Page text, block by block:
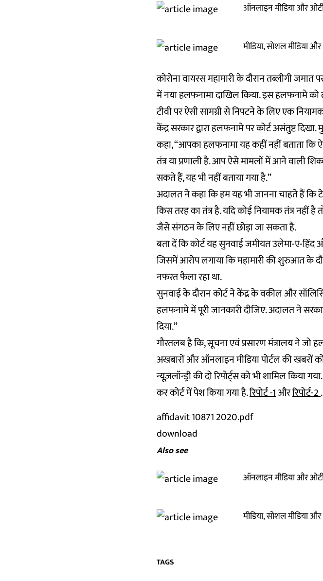
ऑनलाइन मीडिया और
मीडिया, सोशल मीडिया
कोरोना वायरस महामारी के दौरान तब्लीगी जमात
में नया हलफनामा दाखिल किया. इस हलफनामे को
टीवी पर ऐसी सामग्री से निपटने के लिए एक
केंद्र सरकार द्वारा हलफनामे पर कोर्ट असंतुष्ट
कहा, “आपका हलफनामा यह कहीं नहीं बताता
तंत्र या प्रणाली है. आप ऐसे मामलों में आने वाली
सकते हैं, यह भी नहीं बताया गया है.”
अदालत ने कहा कि हम यह भी जानना चाहते हैं कि
किस तरह का तंत्र है. यदि कोई नियामक तंत्र नहीं
जैसे संगठन के लिए नहीं छोड़ा जा सकता है.
बता दें कि कोर्ट यह सुनवाई जमीयत उलेमा-ए-हिंद
जिसमें आरोप लगाया कि महामारी की शुरुआत के
नफरत फैला रहा था.
सुनवाई के दौरान कोर्ट ने केंद्र के वकील और
हलफनामे में पूरी जानकारी दीजिए. अदालत ने
दिया.”
गौरतलब है कि, सूचना एवं प्रसारण मंत्रालय ने
अखबारों और ऑनलाइन मीडिया पोर्टल की खबरों
न्यूज़लॉन्ड्री की दो रिपोर्ट्स को भी शामिल किया
कर कोर्ट में पेश किया गया है.रिपोर्ट -1औररिपोर्ट-2.
affidavit 10871 2020.pdf
download
Also see
ऑनलाइन मीडिया और
मीडिया, सोशल मीडिया
TAGS